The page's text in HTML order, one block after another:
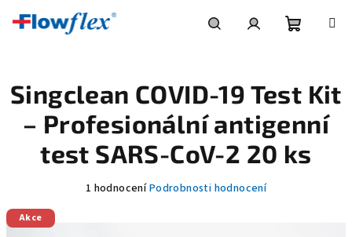
košík
Singclean COVID-19 Test Kit
– Profesionální antigenní
test SARS-CoV-2 20 ks
Průměrné
1 hodnoceníPodrobnosti hodnocení
Akce